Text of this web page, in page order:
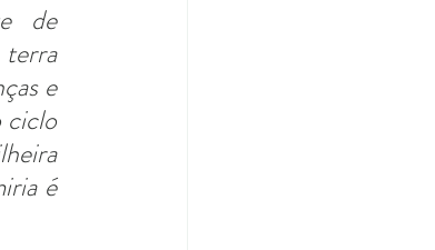
de
e
ciclo
é